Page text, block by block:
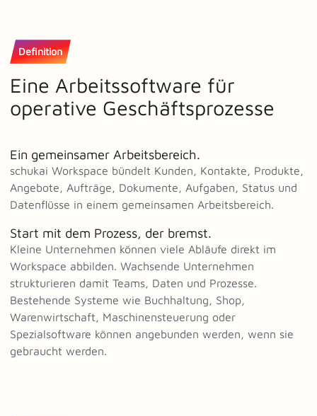
Definition
Eine Arbeitssoftware für
operative Geschäftsprozesse
Ein gemeinsamer Arbeitsbereich.
schukai Workspace bündelt Kunden, Kontakte, Produkte,
Angebote, Aufträge, Dokumente, Aufgaben, Status und
Datenflüsse in einem gemeinsamen Arbeitsbereich.
Start mit dem Prozess, der bremst.
Kleine Unternehmen können viele Abläufe direkt im
Workspace abbilden. Wachsende Unternehmen
strukturieren damit Teams, Daten und Prozesse.
Bestehende Systeme wie Buchhaltung, Shop,
Warenwirtschaft, Maschinensteuerung oder
Spezialsoftware können angebunden werden, wenn sie
gebraucht werden.